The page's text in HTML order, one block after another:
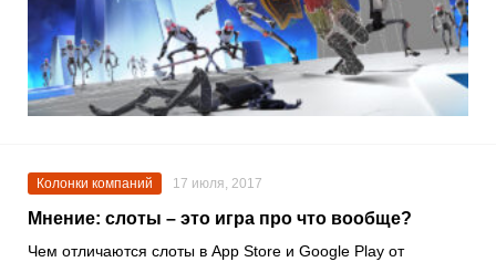
Колонки компаний 17 июля, 2017
Мнение: слоты – это игра про что вообще?
Чем отличаются слоты в App Store и Google Play от